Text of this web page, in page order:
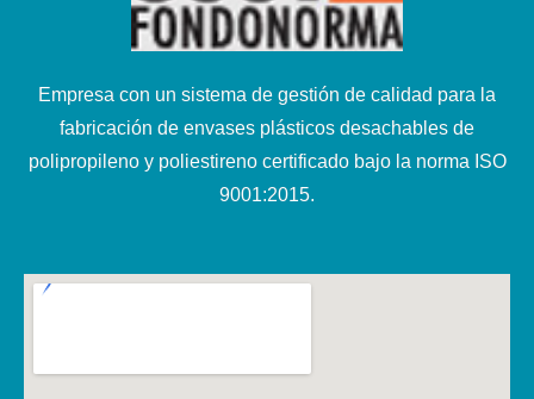
Empresa con un sistema de gestión de calidad para la
fabricación de envases plásticos desachables de
polipropileno y poliestireno certificado bajo la norma ISO
9001:2015.